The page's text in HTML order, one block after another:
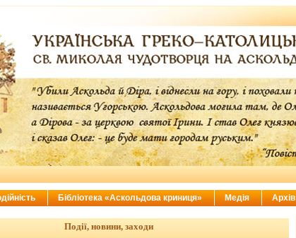
Події, новини, заходи
Бібліотека «Аскольдова криниця» Медія Архів